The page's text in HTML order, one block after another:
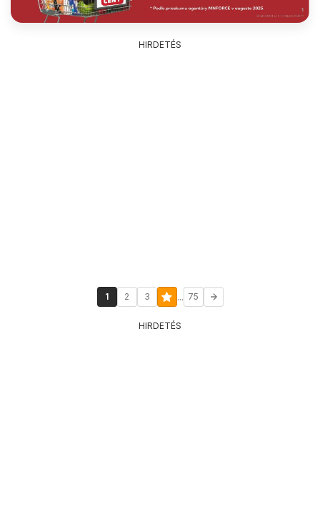
HIRDETÉS
1 2 3 ... 75
HIRDETÉS